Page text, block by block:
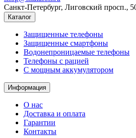
Санкт-Петербург, Лиговский просп.,
Каталог
Защищенные телефоны
Защищенные смартфоны
Водонепроницаемые телефоны
Телефоны с рацией
C мощным аккумулятором
Информация
О нас
Доставка и оплата
Гарантии
Контакты